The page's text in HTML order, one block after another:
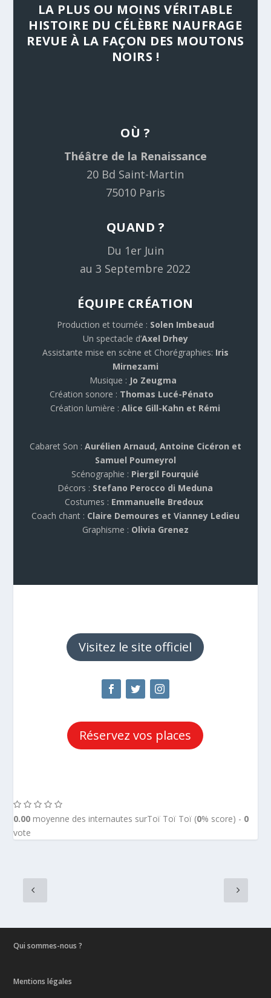
LA PLUS OU MOINS VÉRITABLE
HISTOIRE DU CÉLÈBRE NAUFRAGE
REVUE À LA FAÇON DES MOUTONS
NOIRS !
OÙ ?
Théâtre de la Renaissance
20 Bd Saint-Martin
75010 Paris
QUAND ?
Du 1er Juin
au 3 Septembre 2022
ÉQUIPE CRÉATION
Production et tournée : Solen Imbeaud
Un spectacle d’Axel Drhey
Assistante mise en scène et Chorégraphies: Iris
Mirnezami
Musique : Jo Zeugma
Création sonore : Thomas Lucé-Pénato
Création lumière :Alice Gill-Kahn et Rémi
Cabaret Son : Aurélien Arnaud, Antoine Cicéron et
Samuel Poumeyrol
Scénographie : Piergil Fourquié
Décors : Stefano Perocco di Meduna
Costumes : Emmanuelle Bredoux
Coach chant : Claire Demoures et Vianney Ledieu
Graphisme : Olivia Grenez
Visitez le site officiel
Réservez vos places
0.00 moyenne des internautes surToï Toï Toï (0% score) - 0
vote
Qui sommes-nous ?
Mentions légales